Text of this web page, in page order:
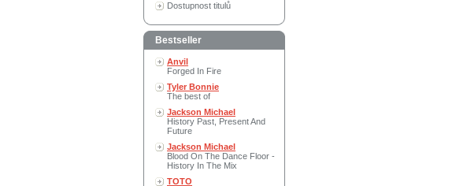
Dostupnost titulů
Bestseller
Anvil
Forged In Fire
Tyler Bonnie
The best of
Jackson Michael
History Past, Present And
Future
Jackson Michael
Blood On The Dance Floor -
History In The Mix
TOTO